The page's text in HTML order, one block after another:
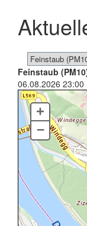
Feinstaub
06.08.2026 23:00
+
–